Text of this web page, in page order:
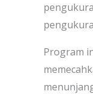
Program